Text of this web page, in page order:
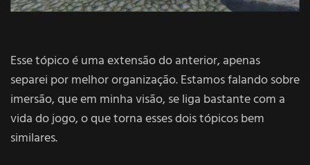
Esse tópico é uma extensão do anterior, apenas
separei por melhor organização. Estamos falando sobre
imersão, que em minha visão, se liga bastante com a
vida do jogo, o que torna esses dois tópicos bem
similares.